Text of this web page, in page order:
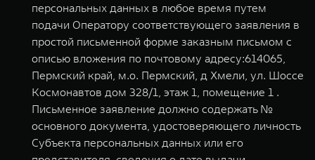
персональных данных в любое время путем
подачи Оператору соответствующего заявления в
простой письменной форме заказным письмом с
описью вложения по почтовому адресу:614065,
Пермский край, м.о. Пермский, д Хмели, ул. Шоссе
Космонавтов дом 328/1, этаж 1, помещение 1 .
Письменное заявление должно содержать №
основного документа, удостоверяющего личность
Субъекта персональных данных или его